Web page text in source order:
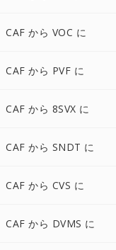
CAF から VOC に
CAF から PVF に
CAF から 8SVX に
CAF から SNDT に
CAF から CVS に
CAF から DVMS に